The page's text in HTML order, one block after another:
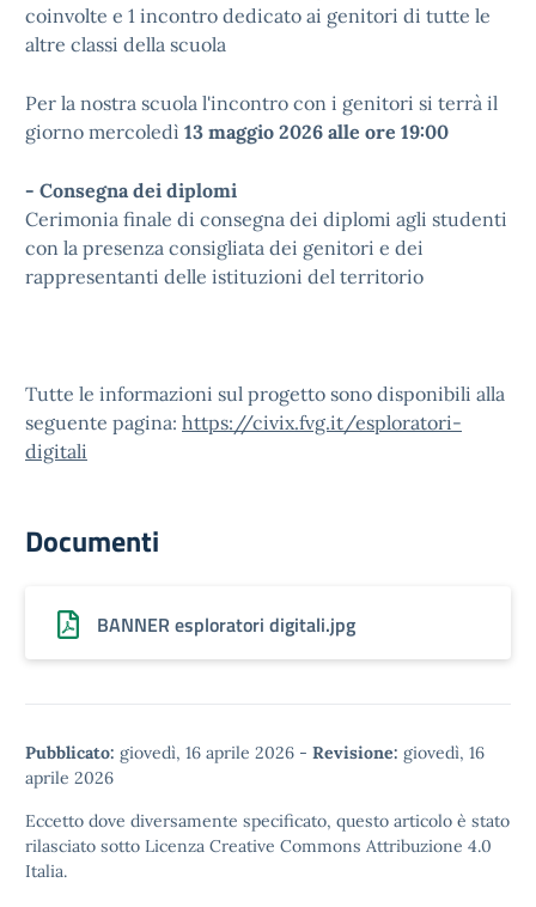
coinvolte e 1 incontro dedicato ai genitori di tutte le
altre classi della scuola
Per la nostra scuola l'incontro con i genitori si terrà il
giorno mercoledì 13 maggio 2026 alle ore 19:00
- Consegna dei diplomi
Cerimonia finale di consegna dei diplomi agli studenti
con la presenza consigliata dei genitori e dei
rappresentanti delle istituzioni del territorio
Tutte le informazioni sul progetto sono disponibili alla
seguente pagina: https://civix.fvg.it/esploratori-
digitali
Documenti
BANNER esploratori digitali.jpg
Pubblicato: giovedì, 16 aprile 2026 - Revisione: giovedì, 16
aprile 2026
Eccetto dove diversamente specificato, questo articolo è stato
rilasciato sotto Licenza Creative Commons Attribuzione 4.0
Italia.